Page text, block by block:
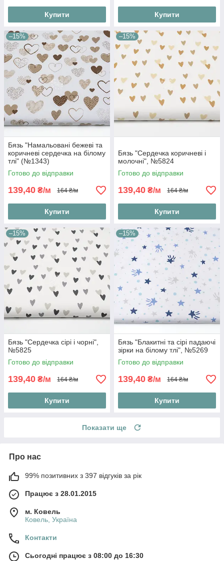
Купити Купити
–15%
Бязь "Намальовані бежеві та
коричневі сердечка на білому
тлі" (№1343)
Готово до відправки
139,40 ₴/м 164 ₴/м
Купити
–15%
Бязь "Сердечка коричневі і
молочні", №5824
Готово до відправки
139,40 ₴/м 164 ₴/м
Купити
–15%
Бязь "Сердечка сірі і чорні",
№5825
Готово до відправки
139,40 ₴/м 164 ₴/м
Купити
–15%
Бязь "Блакитні та сірі падаючі
зірки на білому тлі", №5269
Готово до відправки
139,40 ₴/м 164 ₴/м
Купити
Показати ще
Про нас
99% позитивних з 397 відгуків за рік
Працює з 28.01.2015
м. Ковель
Ковель, Україна
Контакти
Сьогодні працює з 08:00 до 16:30